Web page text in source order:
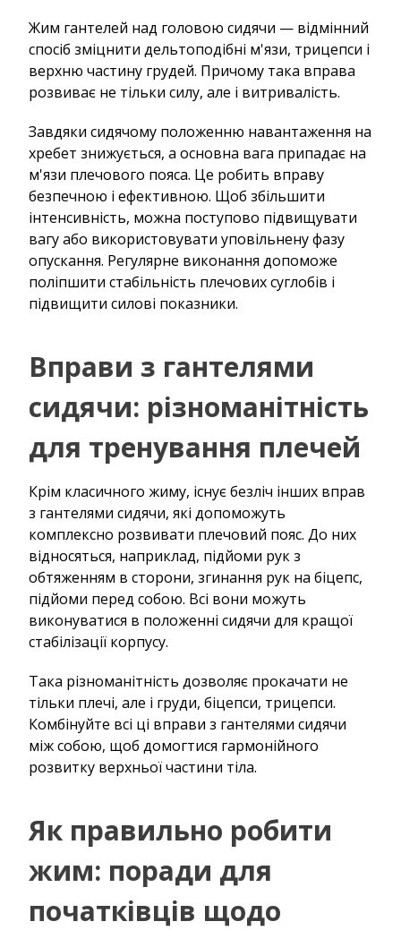
Жим гантелей над головою сидячи — відмінний
спосіб зміцнити дельтоподібні м'язи, трицепси і
верхню частину грудей. Причому така вправа
розвиває не тільки силу, але і витривалість.
Завдяки сидячому положенню навантаження на
хребет знижується, а основна вага припадає на
м'язи плечового пояса. Це робить вправу
безпечною і ефективною. Щоб збільшити
інтенсивність, можна поступово підвищувати
вагу або використовувати уповільнену фазу
опускання. Регулярне виконання допоможе
поліпшити стабільність плечових суглобів і
підвищити силові показники.
Вправи з гантелями
сидячи: різноманітність
для тренування плечей
Крім класичного жиму, існує безліч інших вправ
з гантелями сидячи, які допоможуть
комплексно розвивати плечовий пояс. До них
відносяться, наприклад, підйоми рук з
обтяженням в сторони, згинання рук на біцепс,
підйоми перед собою. Всі вони можуть
виконуватися в положенні сидячи для кращої
стабілізації корпусу.
Така різноманітність дозволяє прокачати не
тільки плечі, але і груди, біцепси, трицепси.
Комбінуйте всі ці вправи з гантелями сидячи
між собою, щоб домогтися гармонійного
розвитку верхньої частини тіла.
Як правильно робити
жим: поради для
початківців щодо